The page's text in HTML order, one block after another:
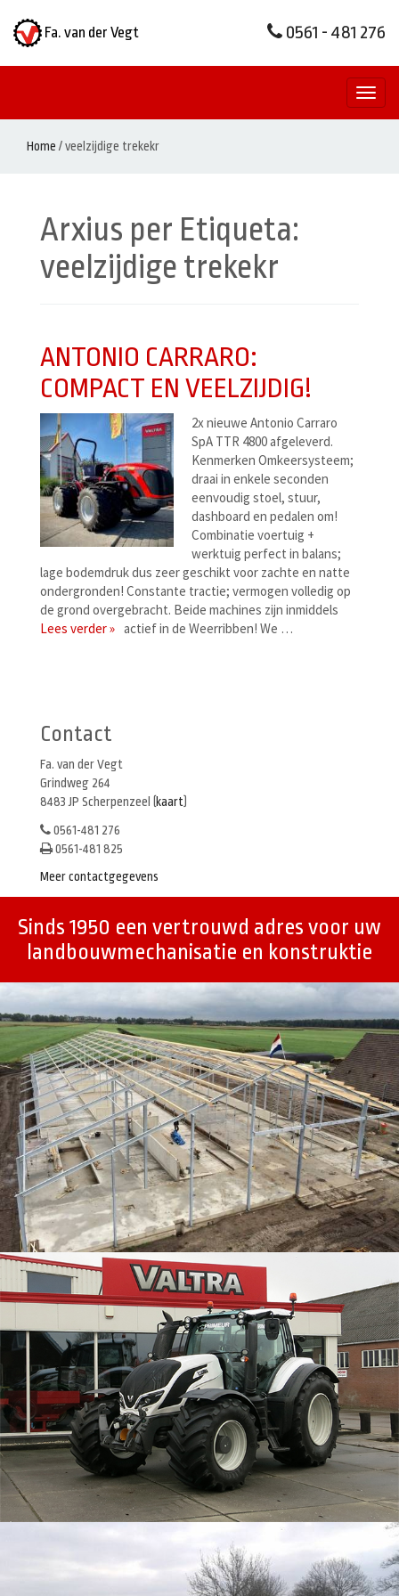
Fa. van der Vegt 0561 - 481 276
Home /veelzijdige trekekr
Arxius per Etiqueta:
veelzijdige trekekr
ANTONIO CARRARO:
COMPACT EN VEELZIJDIG!
2x nieuwe Antonio Carraro
SpA TTR 4800 afgeleverd.
Kenmerken Omkeersysteem;
draai in enkele seconden
eenvoudig stoel, stuur,
dashboard en pedalen om!
Combinatie voertuig +
werktuig perfect in balans;
lage bodemdruk dus zeer geschikt voor zachte en natte
ondergronden! Constante tractie; vermogen volledig op
de grond overgebracht. Beide machines zijn inmiddels
actief in de Weerribben! We …
Lees verder »
Contact
Fa. van der Vegt
Grindweg 264
8483 JP Scherpenzeel (
kaart
0561-481 276
0561-481 825
Meer contactgegevens
Sinds 1950 een vertrouwd adres voor uw
landbouwmechanisatie en konstruktie